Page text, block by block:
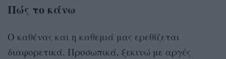
Πώς το κάνω
Ο καθένας και η καθεμιά μας ερεθίζεται
διαφορετικά. Προσωπικά, ξεκινώ με αργές